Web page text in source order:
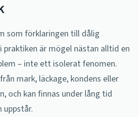
som förklaringen till dålig
praktiken är mögel nästan alltid en
– inte ett isolerat fenomen.
mark, läckage, kondens eller
och kan finnas under lång tid
uppstår.